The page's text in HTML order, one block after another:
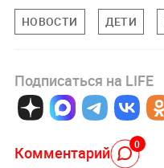
НОВОСТИ ДЕТИ
Подписаться на LIFE
Комментарий 0